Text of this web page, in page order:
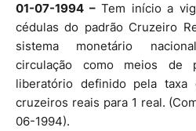
01-07-1994 –Tem início a
cédulas do padrão Cruzeiro
sistema monetário
circulação como meios de
liberatório definido pela
cruzeiros reais para 1 real.
06-1994).